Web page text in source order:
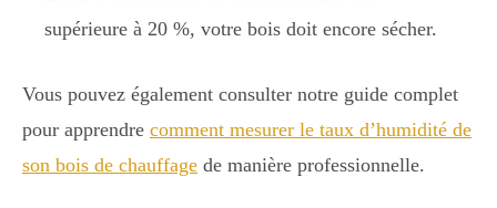
supérieure à 20 %, votre bois doit encore sécher.
Vous pouvez également consulter notre guide complet
pour apprendre comment mesurer le taux d’humidité de
son bois de chauffage de manière professionnelle.